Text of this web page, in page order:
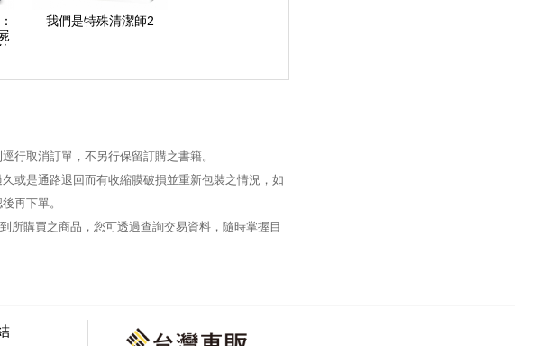
我們是特殊清潔師2
行取消訂單，不另行保留訂購之書籍。
或是通路退回而有收縮膜破損並重新包裝之情況，如
再下單。
所購買之商品，您可透過查詢交易資料，隨時掌握目